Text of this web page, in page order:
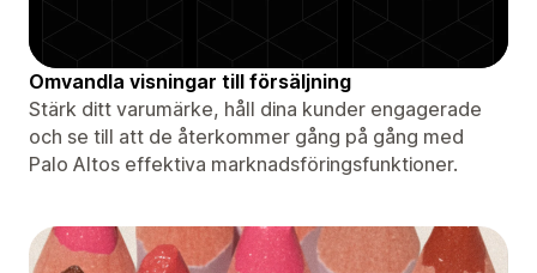
Omvandla visningar till försäljning
Stärk ditt varumärke, håll dina kunder engagerade
och se till att de återkommer gång på gång med
Palo Altos effektiva marknadsföringsfunktioner.